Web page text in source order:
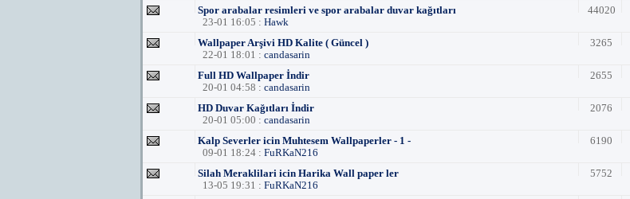
Spor arabalar resimleri ve spor arabalar duvar kağıtları
23-01 16:05 : Hawk
44020
Wallpaper Arşivi HD Kalite ( Güncel )
22-01 18:01 : candasarin
3265
Full HD Wallpaper İndir
20-01 04:58 : candasarin
2655
HD Duvar Kağıtları İndir
20-01 05:00 : candasarin
2076
Kalp Severler icin Muhtesem Wallpaperler - 1 -
09-01 18:24 : FuRKaN216
6190
Silah Meraklilari icin Harika Wall paper ler
13-05 19:31 : FuRKaN216
5752